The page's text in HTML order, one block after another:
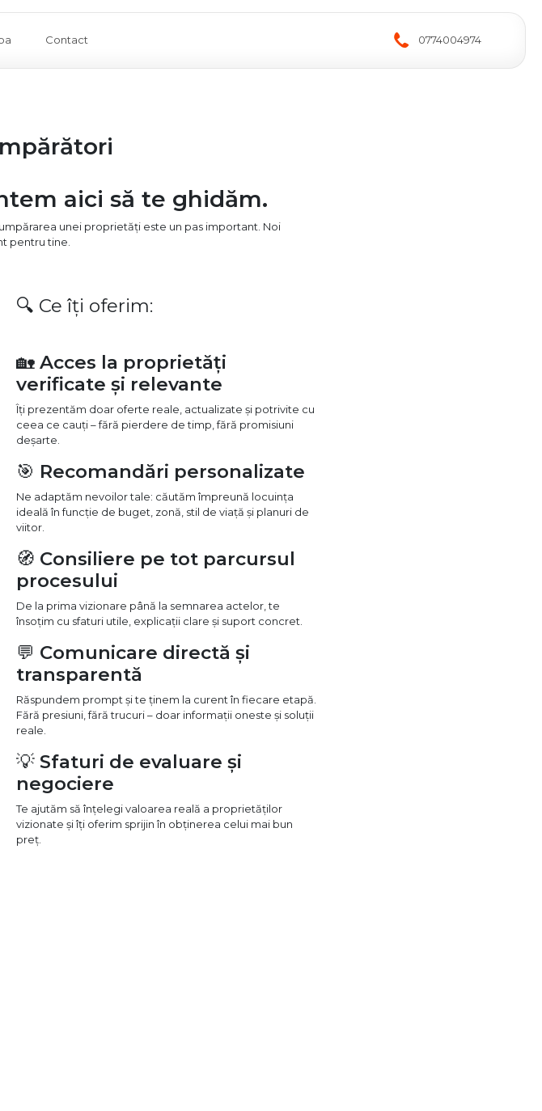
Contact 0774004974
aici să te ghidăm.
unei proprietăți este un pas important. Noi
pentru tine.
🔍 Ce îți oferim:
🏡 Acces la proprietăți
verificate și relevante
Îți prezentăm doar oferte reale, actualizate și potrivite cu
ceea ce cauți – fără pierdere de timp, fără promisiuni
deșarte.
🎯 Recomandări personalizate
Ne adaptăm nevoilor tale: căutăm împreună locuința
ideală în funcție de buget, zonă, stil de viață și planuri de
viitor.
🧭 Consiliere pe tot parcursul
procesului
De la prima vizionare până la semnarea actelor, te
însoțim cu sfaturi utile, explicații clare și suport concret.
💬 Comunicare directă și
transparentă
Răspundem prompt și te ținem la curent în fiecare etapă.
Fără presiuni, fără trucuri – doar informații oneste și soluții
reale.
💡 Sfaturi de evaluare și
negociere
Te ajutăm să înțelegi valoarea reală a proprietăților
vizionate și îți oferim sprijin în obținerea celui mai bun
preț.